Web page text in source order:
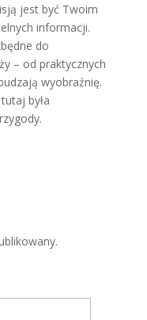
jest być Twoim
informacji.
do
– od praktycznych
wyobraźnię.
była